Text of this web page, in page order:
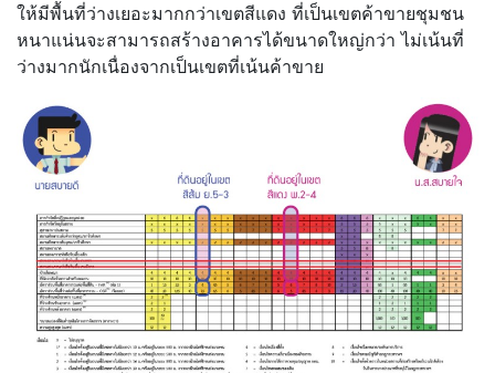
ให้มีพื้นที่ว่างเยอะมากกว่าเขตสีแดง ที่เป็นเขตค้าขายชุมชน
หนาแน่นจะสามารถสร้างอาคารได้ขนาดใหญ่กว่า ไม่เน้นที่
ว่างมากนักเนื่องจากเป็นเขตที่เน้นค้าขาย